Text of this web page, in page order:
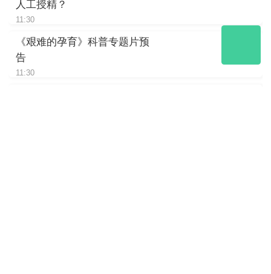
人工授精？
11:30
《艰难的孕育》科普专题片预
告
11:30